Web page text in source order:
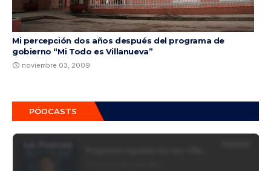
Mi percepción dos años después del programa de
gobierno “Mi Todo es Villanueva”
noviembre 03, 2009
PÓDCASTS